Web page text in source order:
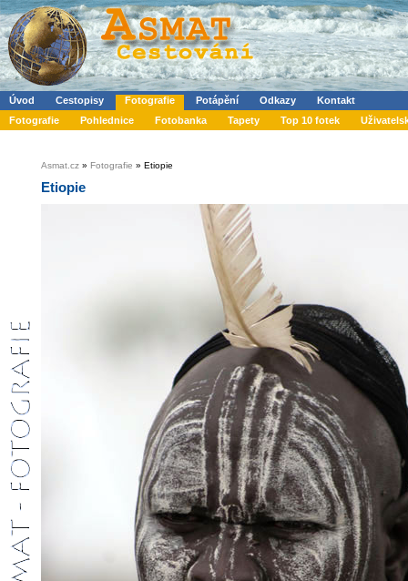
Úvod Cestopisy Fotografie Potápění Odkazy
Kontakt
Fotografie
Pohlednice Fotobanka Tapety Top 10 fotek
Asmat.cz » Fotografie » Etiopie
Etiopie